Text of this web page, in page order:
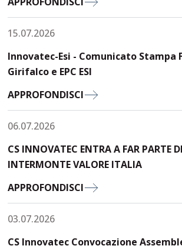
15.07.2026
Innovatec-Esi - Comunicato Stampa
Girifalco e EPC ESI
APPROFONDISCI
06.07.2026
CS INNOVATEC ENTRA A FAR PARTE
INTERMONTE VALORE ITALIA
APPROFONDISCI
03.07.2026
CS Innovatec Convocazione